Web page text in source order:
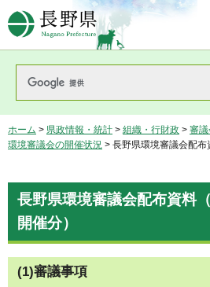
長野県Nagano
ホーム > 県政情報・統計 > 組織・行財政 > 審
環境審議会の開催状況 > 長野県環境審議会配布
長野県環境審議会配布資料
開催分）
(1)審議事項